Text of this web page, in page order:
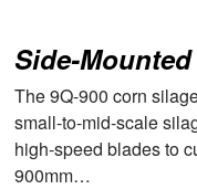
Side-
The 9Q-900 corn
small-to-mid-scale
high-speed blades to
900mm…